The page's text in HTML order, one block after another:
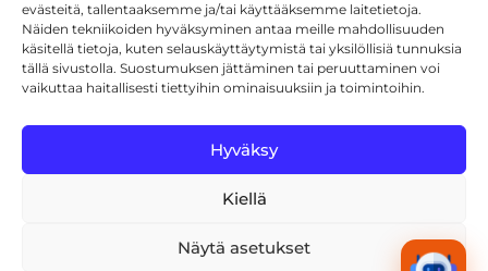
evästeitä, tallentaaksemme ja/tai käyttääksemme laitetietoja.
Näiden tekniikoiden hyväksyminen antaa meille mahdollisuuden
käsitellä tietoja, kuten selauskäyttäytymistä tai yksilöllisiä tunnuksia
tällä sivustolla. Suostumuksen jättäminen tai peruuttaminen voi
vaikuttaa haitallisesti tiettyihin ominaisuuksiin ja toimintoihin.
Hyväksy
Kiellä
Näytä asetukset
Maksutavat
Toimitustavat
Usein kysytyt kysymykset
+358 44 270 3795
asiakaspalvelu@toolcat.fi
Käyttöehdot Tekoälyn käyttö